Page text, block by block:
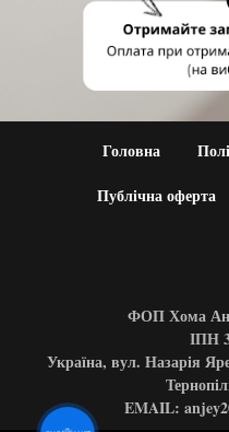
Головна
Публічна оферта
ФОП Хома
ІПН
Україна, вул. Назарія
EMAIL: